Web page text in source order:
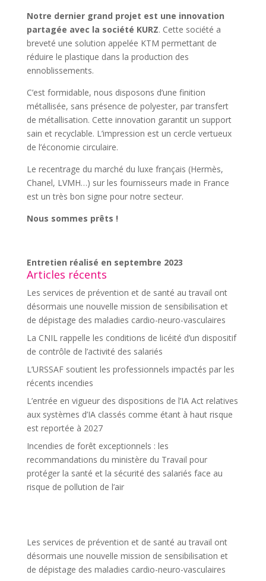
Notre dernier grand projet est une innovation
partagée avec la société KURZ. Cette société a
breveté une solution appelée KTM permettant de
réduire le plastique dans la production des
ennoblissements.
C’est formidable, nous disposons d’une finition
métallisée, sans présence de polyester, par transfert
de métallisation. Cette innovation garantit un support
sain et recyclable. L’impression est un cercle vertueux
de l’économie circulaire.
Le recentrage du marché du luxe français (Hermès,
Chanel, LVMH…) sur les fournisseurs made in France
est un très bon signe pour notre secteur.
Nous sommes prêts !
Entretien réalisé en septembre 2023
Articles récents
Les services de prévention et de santé au travail ont
désormais une nouvelle mission de sensibilisation et
de dépistage des maladies cardio-neuro-vasculaires
La CNIL rappelle les conditions de licéité d’un dispositif
de contrôle de l’activité des salariés
L’URSSAF soutient les professionnels impactés par les
récents incendies
L’entrée en vigueur des dispositions de l’IA Act relatives
aux systèmes d’IA classés comme étant à haut risque
est reportée à 2027
Incendies de forêt exceptionnels : les
recommandations du ministère du Travail pour
protéger la santé et la sécurité des salariés face au
risque de pollution de l’air
Les services de prévention et de santé au travail ont
désormais une nouvelle mission de sensibilisation et
de dépistage des maladies cardio-neuro-vasculaires